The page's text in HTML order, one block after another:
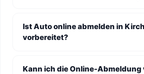
Ist Auto online abmelden in
vorbereitet?
Kann ich die Online-Abmeldung